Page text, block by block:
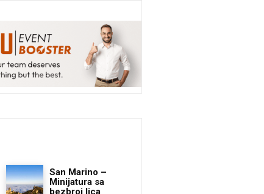
San Marino –
Minijatura sa
bezbroj lica